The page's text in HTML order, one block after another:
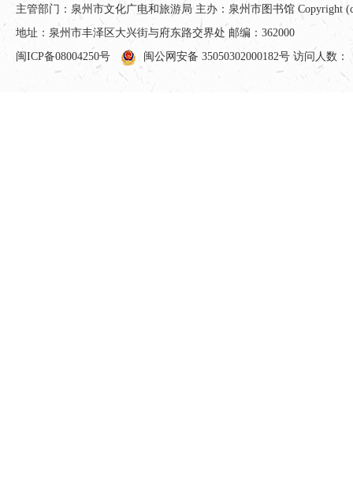
主管部门：泉州市文化广电和旅游局 主办：泉州市图书馆 Copyright
地址：泉州市丰泽区大兴街与府东路交界处 邮编：362000
闽ICP备08004250号
闽公网安备 35050302000182号 访问人数：